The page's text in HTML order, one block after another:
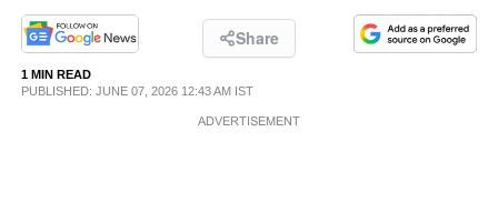
PHOTOS
LIFESTYLE
Share
1 MIN READ
PUBLISHED: JUNE 07, 2026 12:43 AM IST
ADVERTISEMENT